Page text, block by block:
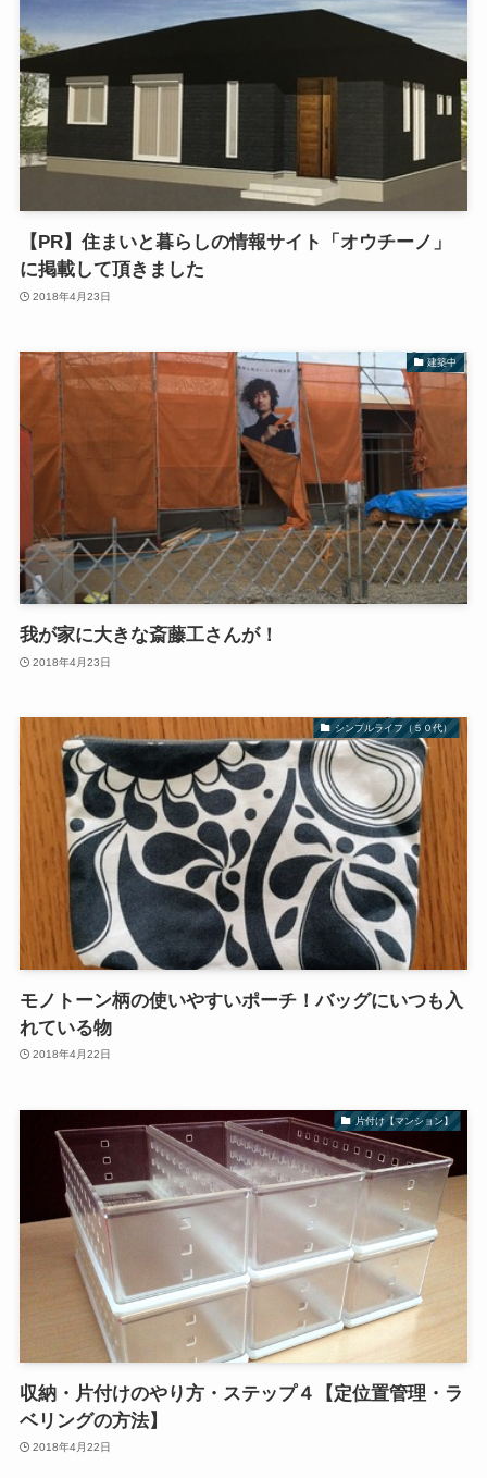
【PR】住まいと暮らしの情報サイト「オウチーノ」
に掲載して頂きました
2018年4月23日
建築中
我が家に大きな斎藤工さんが！
2018年4月23日
シンプルライフ（５０代）
モノトーン柄の使いやすいポーチ！バッグにいつも入
れている物
2018年4月22日
片付け【マンション】
収納・片付けのやり方・ステップ４【定位置管理・ラ
ベリングの方法】
2018年4月22日